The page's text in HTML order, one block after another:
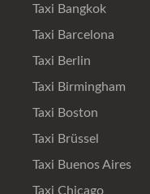
Taxi Bangkok
Taxi Barcelona
Taxi Berlin
Taxi Birmingham
Taxi Boston
Taxi Brüssel
Taxi Buenos Aires
Taxi Chicago